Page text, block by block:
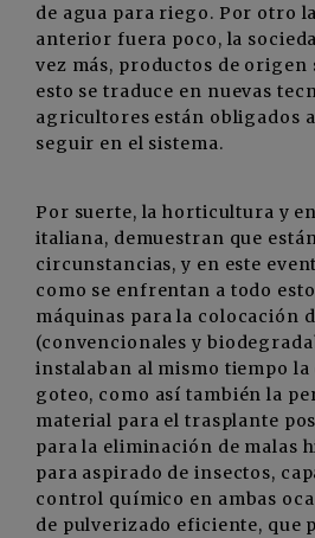
de agua para riego. Por otro
anterior fuera poco, la
vez más, productos de origen
esto se traduce en nuevas
agricultores están obligados
seguir en el sistema.
Por suerte, la horticultura y
italiana, demuestran que
circunstancias, y en este
como se enfrentan a todo
máquinas para la colocación
(convencionales y
instalaban al mismo tiempo
goteo, como así también la
material para el trasplante
para la eliminación de malas
para aspirado de insectos,
control químico en ambas
de pulverizado eficiente, que